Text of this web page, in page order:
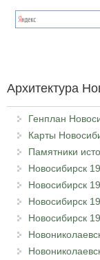
Архитектура
Генплан
Карты
Памятники
Новосибирск
Новосибирск
Новосибирск
Новосибирск